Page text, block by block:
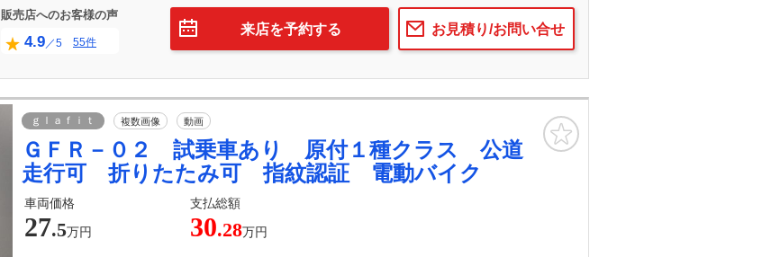
販売店へのお客様の声
4.9／5 55件
お見積り/お問い合せ
来店を予約する
ｇｌａｆｉｔ 複数画像 動画
ＧＦＲ－０２ 試乗車あり 原付１種クラス 公道
走行可 折りたたみ可 指紋認証 電動バイク
車両価格 支払総額
27.5万円 30.28万円